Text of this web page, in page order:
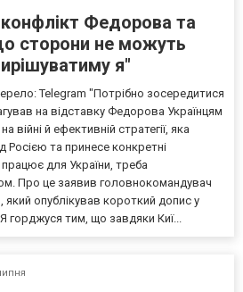
Федорова та
сторони не можуть
я"
Telegram "Потрібно зосередитися
на відставку Федорова Українцям
війні й ефективній стратегії, яка
Росією та принесе конкретні
для України, треба
Про це заявив головнокомандувач
опублікував короткий допис у
горджуся тим, що завдяки Киї...